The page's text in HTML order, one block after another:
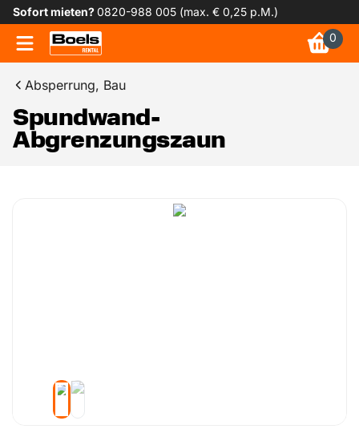
Sofort mieten?0820-988 005 (max. € 0,25 p.M.)
0
Absperrung, Bau
Spundwand-
Abgrenzungszaun